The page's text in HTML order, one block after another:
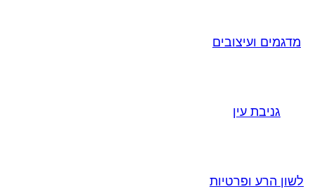
מדגמים ועיצובים
גניבת עין
לשון הרע ופרטיות